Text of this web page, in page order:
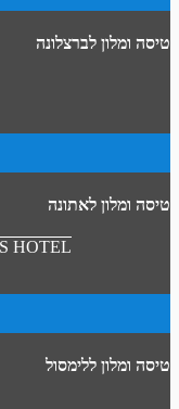
טיסה ומלון לברצלונה
טיסה ומלון לאתונה
HOTEL
טיסה ומלון ללימסול